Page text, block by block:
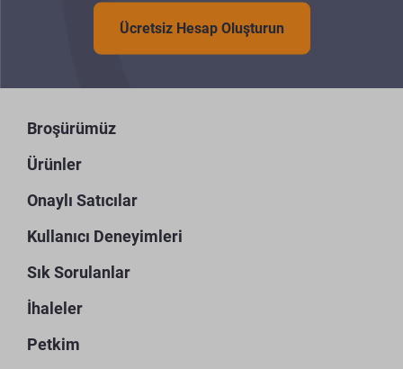
Ücretsiz Hesap Oluşturun
Broşürümüz
Ürünler
Onaylı Satıcılar
Kullanıcı Deneyimleri
Sık Sorulanlar
İhaleler
Petkim